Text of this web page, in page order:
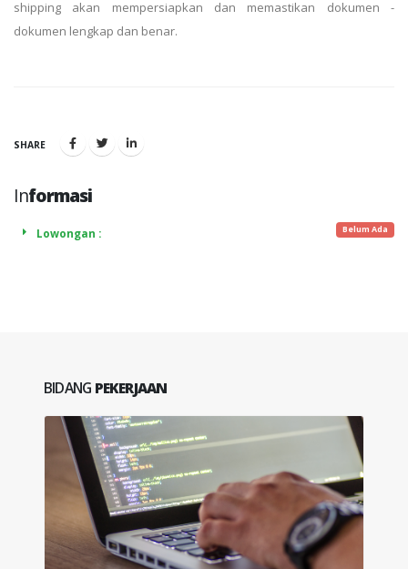
shipping akan mempersiapkan dan memastikan dokumen -
dokumen lengkap dan benar.
SHARE
Informasi
Lowongan : Belum Ada
BIDANG PEKERJAAN